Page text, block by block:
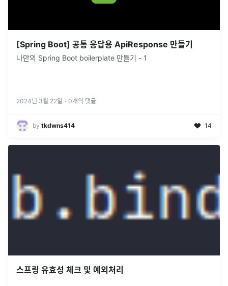
[Spring Boot] 공통 응답용 ApiResponse 만들기
나만의 Spring Boot boilerplate 만들기 - 1
2024년 3월 22일 · 0개의 댓글
by tkdwns414 14
스프링 유효성 체크 및 예외처리